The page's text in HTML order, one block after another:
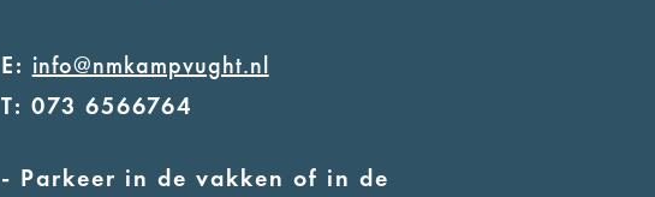
E: info@nmkampvught.nl
T: 073 6566764
- Parkeer in de vakken of in de